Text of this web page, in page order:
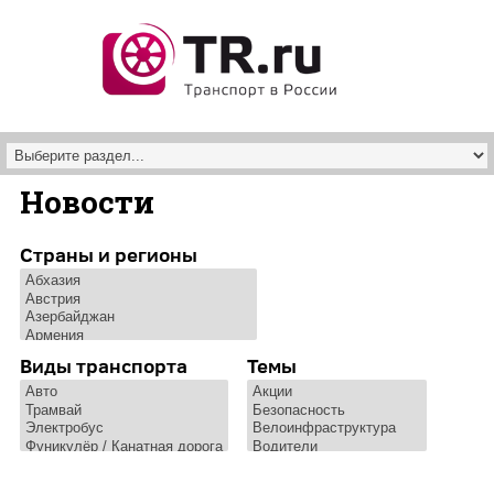
Новости
Страны и регионы
Виды транспорта Темы